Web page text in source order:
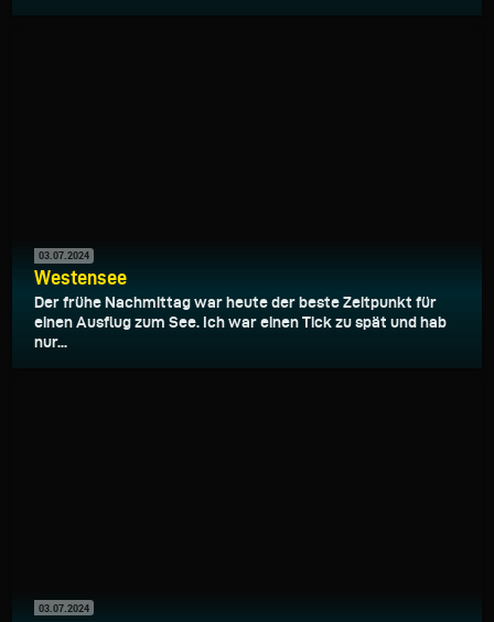
03.07.2024
Westensee
Der frühe Nachmittag war heute der beste Zeitpunkt für
einen Ausflug zum See. Ich war einen Tick zu spät und hab
nur...
03.07.2024